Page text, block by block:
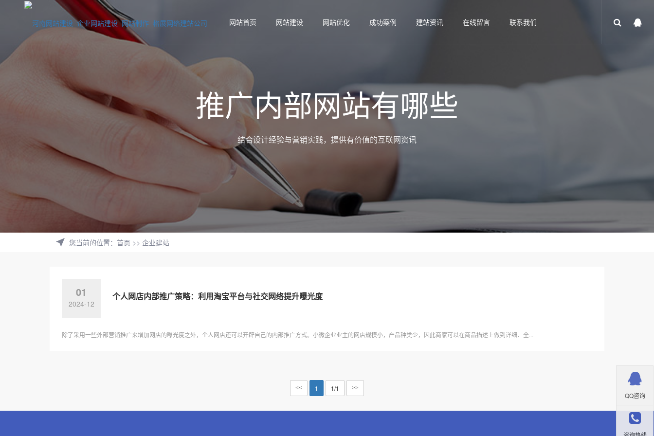
网站首页 网站建设 网站优化 成功案例 建站资讯 在线留言 联系我们
推广内部网站有哪些
结合设计经验与营销实践，提供有价值的互联网资讯
您当前的位置： 首页 >> 企业建站
01
2024-12
个人网店内部推广策略：利用淘宝平台与社交网络提升曝光度
除了采用一些外部营销推广来增加网店的曝光度之外，个人网店还可以开辟自己的内部推广方式。小微企业业主的网店规模小，产品种类少，因此商家可以在商品描述上做到详细、全...
<< 1 1/1 >>
QQ咨询